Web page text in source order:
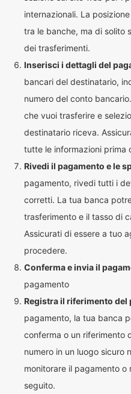
internazionali. La
tra le banche, ma di solito
dei trasferimenti.
Inserisci i dettagli del
bancari del destinatario,
numero del conto
che vuoi trasferire e
destinatario riceva.
tutte le informazioni prima
Rivedi il pagamento e le
pagamento, rivedi tutti i
corretti. La tua banca
trasferimento e il tasso di
Assicurati di essere a tuo
procedere.
Conferma e invia il
pagamento
Registra il riferimento del
pagamento, la tua banca
conferma o un riferimento
numero in un luogo sicuro
monitorare il pagamento o
seguito.